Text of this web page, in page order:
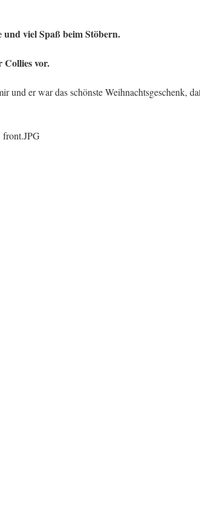
viel Spaß beim Stöbern.
Collies vor.
und er war das schönste Weihnachtsgeschenk,